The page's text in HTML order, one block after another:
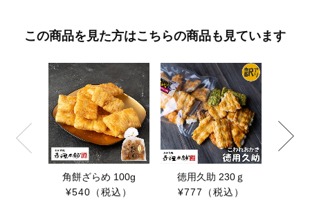
この商品を見た方はこちらの商品も見ています
角餅ざらめ 100g
¥540 （税込）
徳用久助 230ｇ
¥777
（税込）